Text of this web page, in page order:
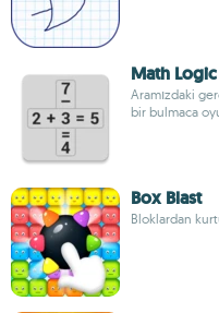
Math Logic
Aramızdaki
bir bulmaca
Box Blast
Bloklardan